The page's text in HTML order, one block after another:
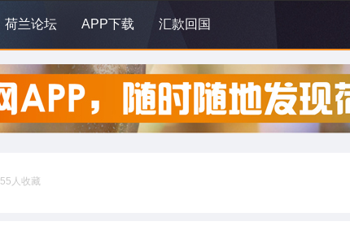
荷兰论坛 APP下载 汇款回国
55 人收藏